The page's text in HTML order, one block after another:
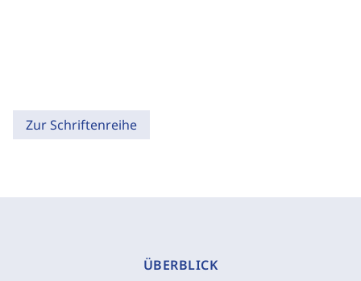
Zur Schriftenreihe
ÜBERBLICK